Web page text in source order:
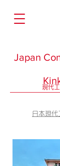
Japan
現代
日本現